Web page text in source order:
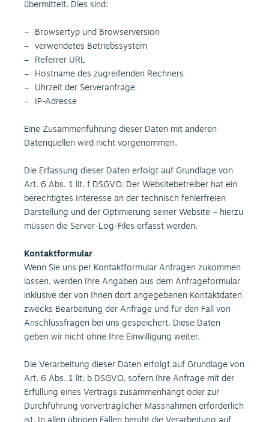
übermittelt. Dies sind:
Browsertyp und Browserversion
verwendetes Betriebssystem
Referrer URL
Hostname des zugreifenden Rechners
Uhrzeit der Serveranfrage
IP-Adresse
Eine Zusammenführung dieser Daten mit anderen
Datenquellen wird nicht vorgenommen.
Die Erfassung dieser Daten erfolgt auf Grundlage von
Art. 6 Abs. 1 lit. f DSGVO. Der Websitebetreiber hat ein
berechtigtes Interesse an der technisch fehlerfreien
Darstellung und der Optimierung seiner Website – hierzu
müssen die Server-Log-Files erfasst werden.
Kontaktformular
Wenn Sie uns per Kontaktformular Anfragen zukommen
lassen, werden Ihre Angaben aus dem Anfrageformular
inklusive der von Ihnen dort angegebenen Kontaktdaten
zwecks Bearbeitung der Anfrage und für den Fall von
Anschlussfragen bei uns gespeichert. Diese Daten
geben wir nicht ohne Ihre Einwilligung weiter.
Die Verarbeitung dieser Daten erfolgt auf Grundlage von
Art. 6 Abs. 1 lit. b DSGVO, sofern Ihre Anfrage mit der
Erfüllung eines Vertrags zusammenhängt oder zur
Durchführung vorvertraglicher Massnahmen erforderlich
ist. In allen übrigen Fällen beruht die Verarbeitung auf